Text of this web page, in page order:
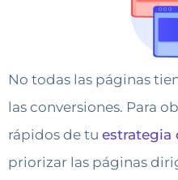
No todas las páginas
las conversiones. Para
rápidos de tu estrategia
priorizar las páginas